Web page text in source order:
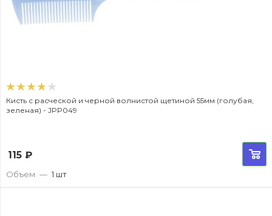
Кисть с расческой и черной волнистой щетиной 55мм (голубая,
зеленая) - JPP049
115 ₽
Объем — 1 шт